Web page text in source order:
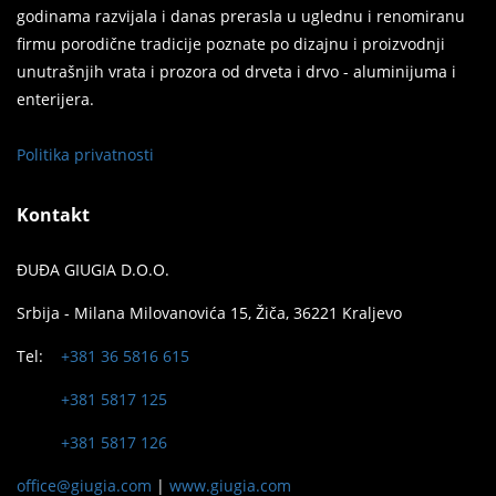
godinama razvijala i danas prerasla u uglednu i renomiranu
firmu porodične tradicije poznate po dizajnu i proizvodnji
unutrašnjih vrata i prozora od drveta i drvo - aluminijuma i
enterijera.
Politika privatnosti
Kontakt
ĐUĐA GIUGIA D.O.O.
Srbija - Milana Milovanovića 15, Žiča, 36221 Kraljevo
Tel: +381 36 5816 615
+381 5817 125
+381 5817 126
office@giugia.com | www.giugia.com